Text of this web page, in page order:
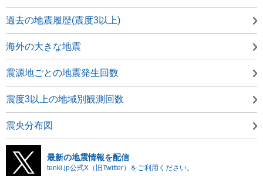
過去の地震履歴(震度3以上)
海外の大きな地震
震源地ごとの地震発生回数
震度3以上の地域別観測回数
震央分布図
最新の地震情報を配信
tenki.jp公式X（旧Twitter）をご利用ください。